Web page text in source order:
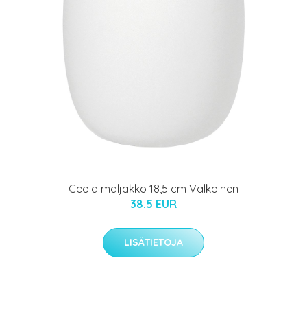
Ceola maljakko 18,5 cm Valkoinen
38.5 EUR
LISÄTIETOJA